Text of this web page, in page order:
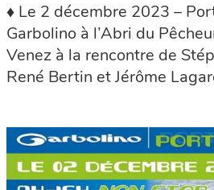
♦ Le 2 décembre 2023 –
Garbolino à l’Abri du
Venez à la rencontre de
René Bertin et Jérôme